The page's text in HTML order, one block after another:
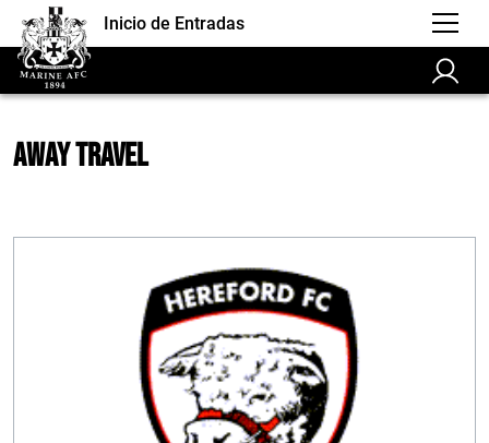
Inicio de Entradas
Away Travel